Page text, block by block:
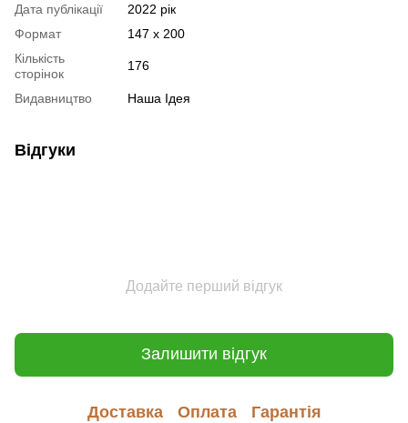
Дата публікації
2022 рік
Формат
147 х 200
Кількість
сторінок
176
Видавництво Наша Ідея
Відгуки
Додайте перший відгук
Залишити відгук
Доставка Оплата Гарантія